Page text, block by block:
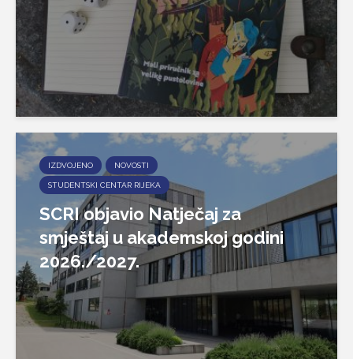
IZDVOJENO NOVOSTI
STUDENTSKI CENTAR RIJEKA
SCRI objavio Natječaj za
smještaj u akademskoj godini
2026./2027.